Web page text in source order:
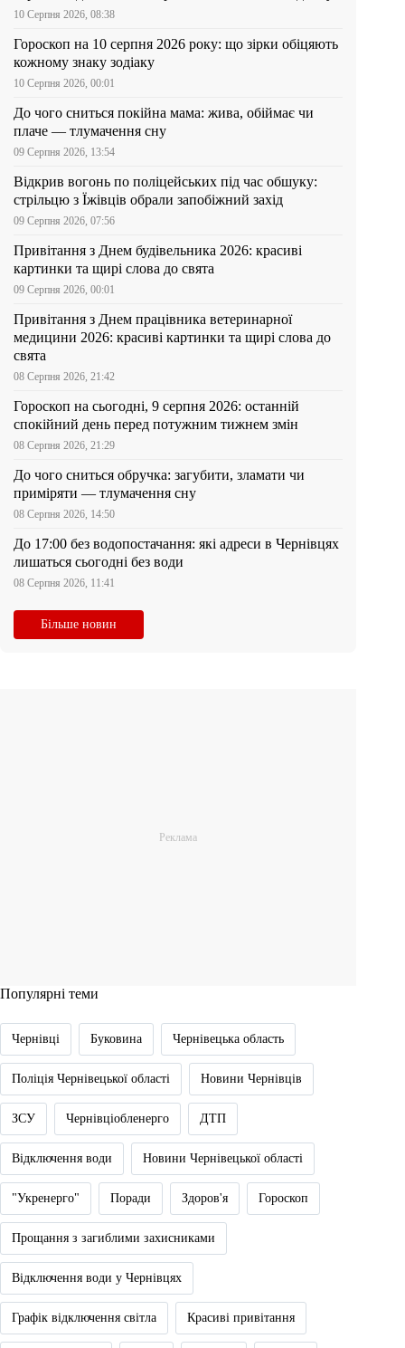
10 Серпня 2026, 08:38
Гороскоп на 10 серпня 2026 року: що зірки обіцяють
кожному знаку зодіаку
10 Серпня 2026, 00:01
До чого сниться покійна мама: жива, обіймає чи
плаче — тлумачення сну
09 Серпня 2026, 13:54
Відкрив вогонь по поліцейських під час обшуку:
стрільцю з Їжівців обрали запобіжний захід
09 Серпня 2026, 07:56
Привітання з Днем будівельника 2026: красиві
картинки та щирі слова до свята
09 Серпня 2026, 00:01
Привітання з Днем працівника ветеринарної
медицини 2026: красиві картинки та щирі слова до
свята
08 Серпня 2026, 21:42
Гороскоп на сьогодні, 9 серпня 2026: останній
спокійний день перед потужним тижнем змін
08 Серпня 2026, 21:29
До чого сниться обручка: загубити, зламати чи
приміряти — тлумачення сну
08 Серпня 2026, 14:50
До 17:00 без водопостачання: які адреси в Чернівцях
лишаться сьогодні без води
08 Серпня 2026, 11:41
Більше новин
Популярні теми
Чернівці Буковина Чернівецька область
Поліція Чернівецької області Новини Чернівців
ЗСУ Чернівціобленерго ДТП
Відключення води Новини Чернівецької області
"Укренерго" Поради Здоров'я Гороскоп
Прощання з загиблими захисниками
Відключення води у Чернівцях
Графік відключення світла Красиві привітання